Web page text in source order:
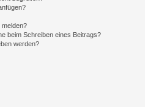
melden?
beim Schreiben eines Beitrags?
werden?